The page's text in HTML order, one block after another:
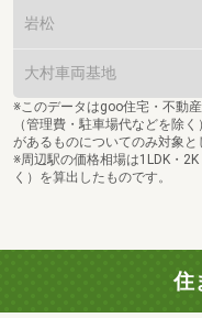
岩松
大村車両基地
※このデータはgoo住宅・不動
（管理費・駐車場代などを除
があるものについてのみ対象と
※周辺駅の価格相場は1LDK・
く）を算出したものです。
住